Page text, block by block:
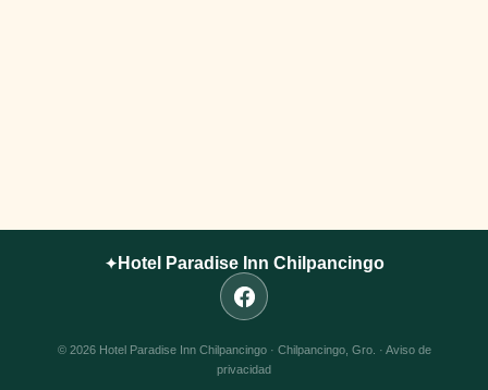
✦ Hotel Paradise Inn Chilpancingo
© 2026 Hotel Paradise Inn Chilpancingo · Chilpancingo, Gro. · Aviso de
privacidad